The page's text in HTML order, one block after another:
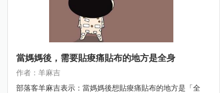
當媽媽後，需要貼痠痛貼布的地方是全身
作者：羊麻吉
部落客羊麻吉表示：當媽媽後想貼痠痛貼布的地方是「全